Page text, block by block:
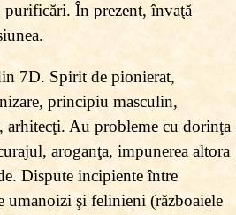
În prezent, învaţă
7D. Spirit de pionierat,
principiu masculin,
arhitecţi. Au probleme cu dorinţa
aroganţa, impunerea altora
Dispute incipiente între
umanoizi şi felinieni (războaiele